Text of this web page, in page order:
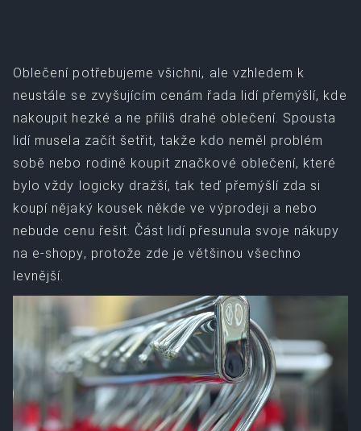
Oblečení potřebujeme všichni, ale vzhledem k
neustále se zvyšujícím cenám řada lidí přemýšlí, kde
nakoupit hezké a ne příliš drahé oblečení. Spousta
lidí musela začít šetřit, takže kdo neměl problém
sobě nebo rodině koupit značkové oblečení, které
bylo vždy logicky dražší, tak teď přemýšlí zda si
koupí nějaký kousek někde ve výprodeji a nebo
nebude cenu řešit. Část lidí přesunula svoje nákupy
na e-shopy, protože zde je většinou všechno
levnější.